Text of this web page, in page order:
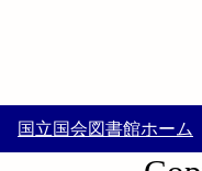
国立国会図書館ホーム